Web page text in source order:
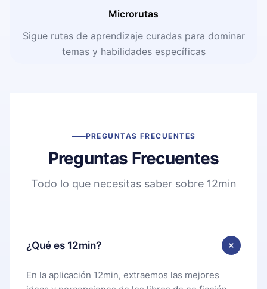
Microrutas
Sigue rutas de aprendizaje curadas para dominar
temas y habilidades específicas
PREGUNTAS FRECUENTES
Preguntas Frecuentes
Todo lo que necesitas saber sobre 12min
¿Qué es 12min?
En la aplicación 12min, extraemos las mejores